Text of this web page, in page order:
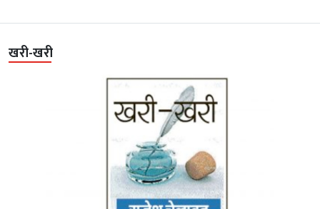
खरी-खरी